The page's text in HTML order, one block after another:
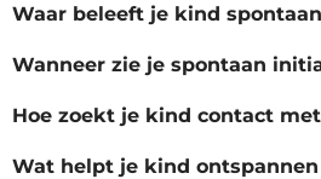
Waar beleeft je kind
Wanneer zie je spontaan
Hoe zoekt je kind contact
Wat helpt je kind